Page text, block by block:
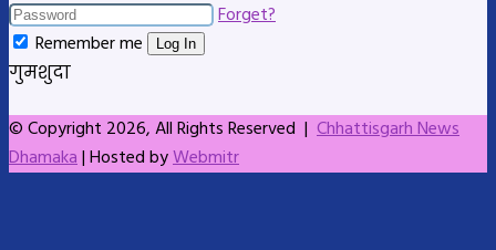
Forget?
Remember me
Log In
गुमशुदा
© Copyright 2026, All Rights Reserved | Chhattisgarh News
Dhamaka| Hosted byWebmitr